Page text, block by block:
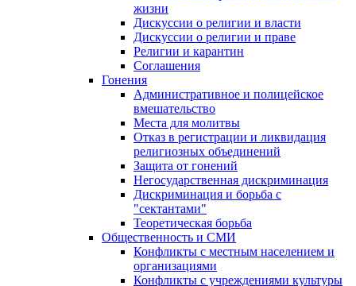
жизни
Дискуссии о религии и власти
Дискуссии о религии и праве
Религии и карантин
Соглашения
Гонения
Административное и полицейское
вмешательство
Места для молитвы
Отказ в регистрации и ликвидация
религиозных объединений
Защита от гонений
Негосударственная дискриминация
Дискриминация и борьба с
"сектантами"
Теоретическая борьба
Общественность и СМИ
Конфликты с местным населением и
организациями
Конфликты с учреждениями культуры